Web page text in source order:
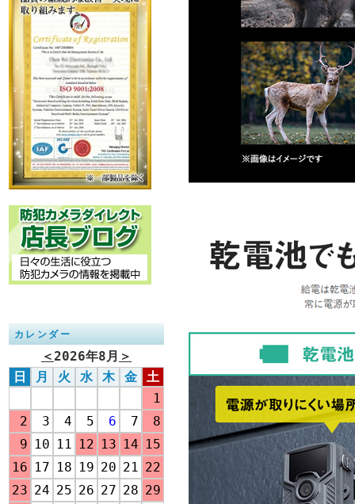
カレンダー
＜ 2026年8月 ＞
日
月 火 水 木 金
土
1
2
3 4 5 6 7
8
9 10 11 12 13 14 15
16 17 18 19 20 21 22
23 24 25 26 27 28 29